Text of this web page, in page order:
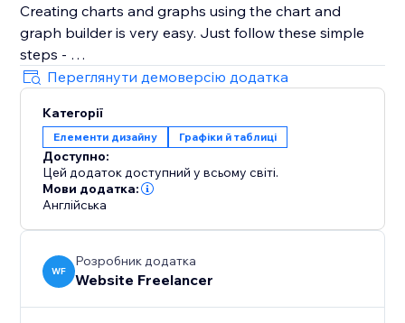
Creating charts and graphs using the chart and
graph builder is very easy. Just follow these simple
steps -
1. After Installation, Choose the graph type of your
choice from App Widget
2. Add the Widget in section, cell, container, or CSS
grid.
3. Open the Chart Settings, In the Dataset text holder
add your data
4. Customize your chart design from the various
5. Some settings like Text and Grid require change in
all related parameters.
Переглянути демоверсію додатка
Категорії
Елементи дизайну Графіки й таблиці
Доступно:
Цей додаток доступний у всьому світі.
Мови додатка:
Англійська
WF
Розробник додатка
Website Freelancer